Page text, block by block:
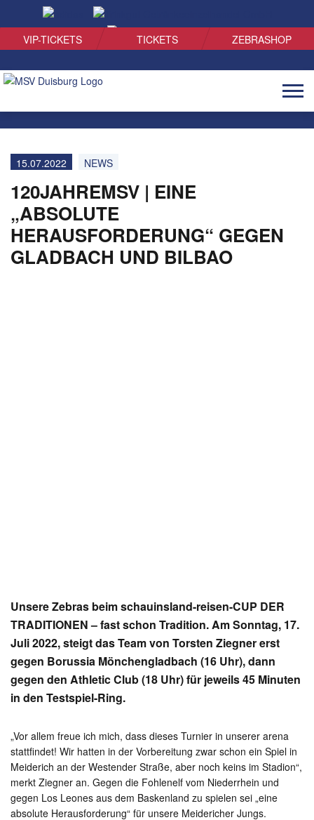
VIP-TICKETS TICKETS ZEBRASHOP
15.07.2022 NEWS
120JAHREMSV | EINE
„ABSOLUTE
HERAUSFORDERUNG“ GEGEN
GLADBACH UND BILBAO
Unsere Zebras beim schauinsland-reisen-CUP DER
TRADITIONEN – fast schon Tradition. Am Sonntag, 17.
Juli 2022, steigt das Team von Torsten Ziegner erst
gegen Borussia Mönchengladbach (16 Uhr), dann
gegen den Athletic Club (18 Uhr) für jeweils 45 Minuten
in den Testspiel-Ring.
„Vor allem freue ich mich, dass dieses Turnier in unserer arena
stattfindet! Wir hatten in der Vorbereitung zwar schon ein Spiel in
Meiderich an der Westender Straße, aber noch keins im Stadion“,
merkt Ziegner an. Gegen die Fohlenelf vom Niederrhein und
gegen Los Leones aus dem Baskenland zu spielen sei „eine
absolute Herausforderung“ für unsere Meidericher Jungs.